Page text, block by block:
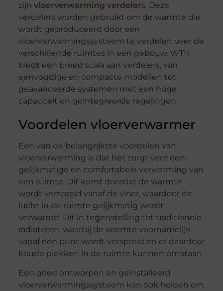
zijn vloerverwarming verdelers. Deze
verdelers worden gebruikt om de warmte die
wordt geproduceerd door een
vloerverwarmingssysteem te verdelen over de
verschillende ruimtes in een gebouw. WTH
biedt een breed scala aan verdelers, van
eenvoudige en compacte modellen tot
geavanceerde systemen met een hoge
capaciteit en geïntegreerde regelingen.
Voordelen vloerverwarmer
Een van de belangrijkste voordelen van
vloerverwarming is dat het zorgt voor een
gelijkmatige en comfortabele verwarming van
een ruimte. Dit komt doordat de warmte
wordt verspreid vanaf de vloer, waardoor de
lucht in de ruimte gelijkmatig wordt
verwarmd. Dit in tegenstelling tot traditionele
radiatoren, waarbij de warmte voornamelijk
vanaf één punt wordt verspreid en er daardoor
koude plekken in de ruimte kunnen ontstaan.
Een goed ontworpen en geïnstalleerd
vloerverwarmingssysteem kan ook helpen om